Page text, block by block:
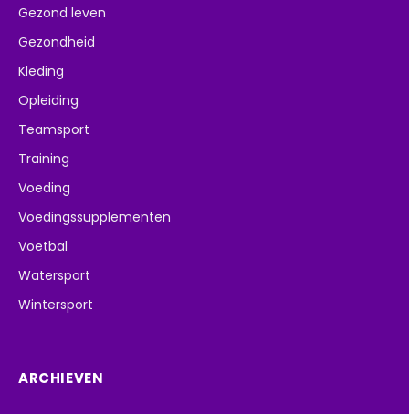
Gezond leven
Gezondheid
Kleding
Opleiding
Teamsport
Training
Voeding
Voedingssupplementen
Voetbal
Watersport
Wintersport
ARCHIEVEN